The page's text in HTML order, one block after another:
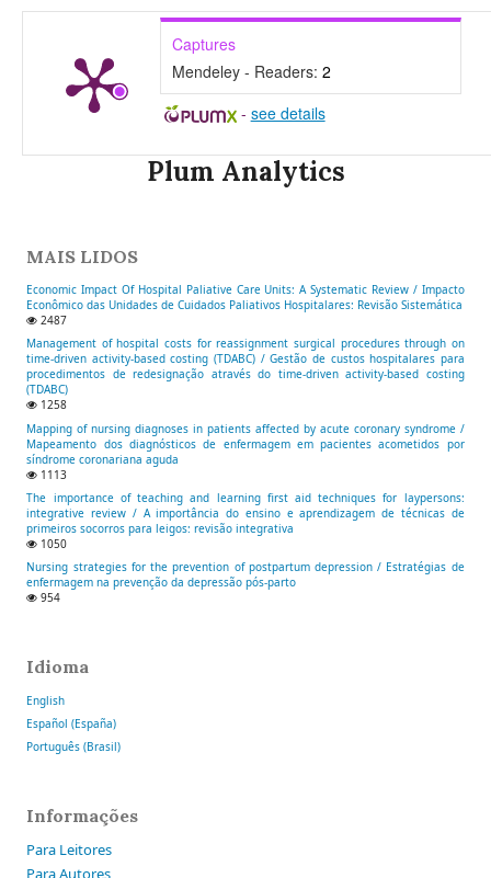
Captures
Mendeley - Readers: 2
- see details
Plum Analytics
MAIS LIDOS
Economic Impact Of Hospital Paliative Care Units: A Systematic Review / Impacto
Econômico das Unidades de Cuidados Paliativos Hospitalares: Revisão Sistemática
2487
Management of hospital costs for reassignment surgical procedures through on
time-driven activity-based costing (TDABC) / Gestão de custos hospitalares para
procedimentos de redesignação através do time-driven activity-based costing
(TDABC)
1258
Mapping of nursing diagnoses in patients affected by acute coronary syndrome /
Mapeamento dos diagnósticos de enfermagem em pacientes acometidos por
síndrome coronariana aguda
1113
The importance of teaching and learning first aid techniques for laypersons:
integrative review / A importância do ensino e aprendizagem de técnicas de
primeiros socorros para leigos: revisão integrativa
1050
Nursing strategies for the prevention of postpartum depression / Estratégias de
enfermagem na prevenção da depressão pós-parto
954
Idioma
English
Español (España)
Português (Brasil)
Informações
Para Leitores
Para Autores